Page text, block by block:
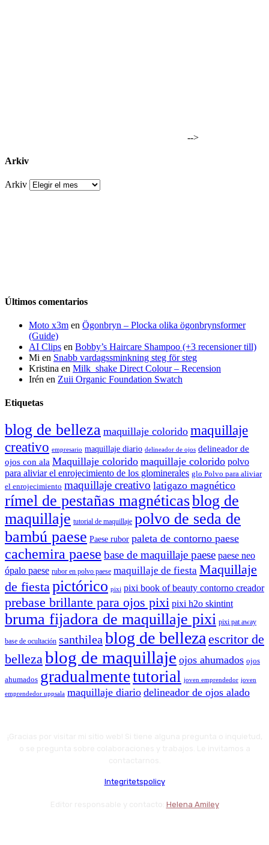
-->
Arkiv
Arkiv
Últimos comentarios
Moto x3m en Ögonbryn – Plocka olika ögonbrynsformer
(Guide)
AI Clips en Bobby’s Haircare Shampoo (+3 recensioner till)
Mi en Snabb vardagssminkning steg för steg
Kristina en Milk_shake Direct Colour – Recension
Irén en Zuii Organic Foundation Swatch
Etiquetas
blog de belleza maquillaje colorido maquillaje
creativo empresario maquillaje diario delineador de ojos delineador de
ojos con ala Maquillaje colorido maquillaje colorido polvo
para aliviar el enrojecimiento de los glominerales glo Polvo para aliviar
el enrojecimiento maquillaje creativo latigazo magnético
rímel de pestañas magnéticasblog de
maquillaje tutorial de maquillaje polvo de seda de
bambú paese Paese rubor paleta de contorno paese
cachemira paese base de maquillaje paese paese neo
ópalo paese rubor en polvo paese maquillaje de fiesta Maquillaje
de fiestapictórico pixi pixi book of beauty contorno creador
prebase brillante para ojos pixi pixi h2o skintint
bruma fijadora de maquillaje pixi pixi pat away
base de ocultación santhileablog de bellezaescritor de
bellezablog de maquillaje ojos ahumados ojos
ahumados gradualmentetutorial joven emprendedor joven
emprendedor uppsala maquillaje diario delineador de ojos alado
Integritetspolicy
Helena Amiley